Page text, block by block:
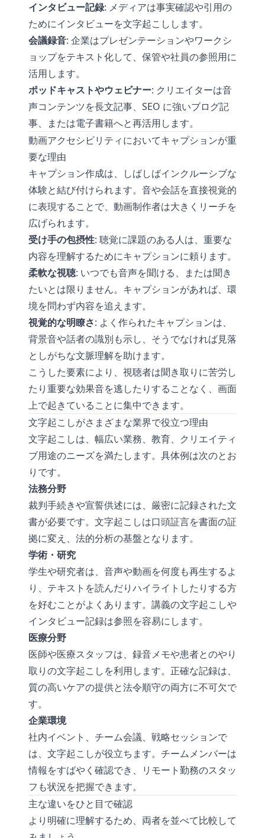
インタビュー記録: メディアは事実確認や引用の
ためにインタビューを文字起こしします。
会議録音: 企業はプレゼンテーションやワークシ
ョップをテキスト化して、保管や社員の参照用に
活用します。
ポッドキャストやウェビナー: クリエイターは音
声コンテンツを長文記事、SEO に強いブログ記
事、または電子書籍へと再活用します。
動画アクセシビリティにおいてキャプションが重
要な理由
キャプション作成は、しばしばインクルーシブな
体験と結び付けられます。音や会話を直接視覚的
に表現することで、動画制作者は大きくリーチを
広げられます。
受け手の包摂性: 聴覚に課題のある人は、重要な
内容を理解するためにキャプションに頼ります。
柔軟な視聴: いつでも音声を聞ける、または聞き
たいとは限りません。キャプションがあれば、環
境を問わず内容を追えます。
視覚的な明瞭さ: よく作られたキャプションは、
背景音や話者の識別も示し、そうでなければ見落
としがちな文脈理解を助けます。
こうした要素により、視聴者は聞き取りに苦労し
たり重要な効果音を逃したりすることなく、画面
上で起きていることに集中できます。
文字起こしがさまざまな業界で役立つ理由
文字起こしは、幅広い業務、教育、クリエイティ
ブ用途のニーズを満たします。具体例は次のとお
りです。
法務分野
裁判手続きや宣誓供述には、厳密に記録された文
書が必要です。文字起こしは口頭証言を書面の証
拠に変え、法的分析の基盤となります。
学術・研究
学生や研究者は、音声や動画を何度も再生するよ
り、テキストを読んだりハイライトしたりする方
を好むことがよくあります。講義の文字起こしや
インタビュー記録は参照を容易にします。
医療分野
医師や医療スタッフは、録音メモや患者とのやり
取りの文字起こしを利用します。正確な記録は、
質の高いケアの提供と法令順守の両方に不可欠で
す。
企業環境
社内イベント、チーム会議、戦略セッションで
は、文字起こしが役立ちます。チームメンバーは
情報をすばやく確認でき、リモート勤務のスタッ
フも状況を把握できます。
主な違いをひと目で確認
より明確に理解するため、両者を並べて比較して